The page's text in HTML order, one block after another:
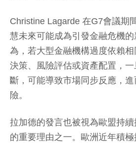
Christine Lagarde 在G7會議期
慧未來可能成為引發金融危機
為，若大型金融機構過度依賴
決策、風險評估或資產配置，
斷，可能導致市場同步反應，
險。
拉加德的發言也被視為歐盟持
的重要理由之一。歐洲近年積